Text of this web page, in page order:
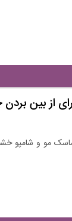
از بین بردن
مو و شامپو